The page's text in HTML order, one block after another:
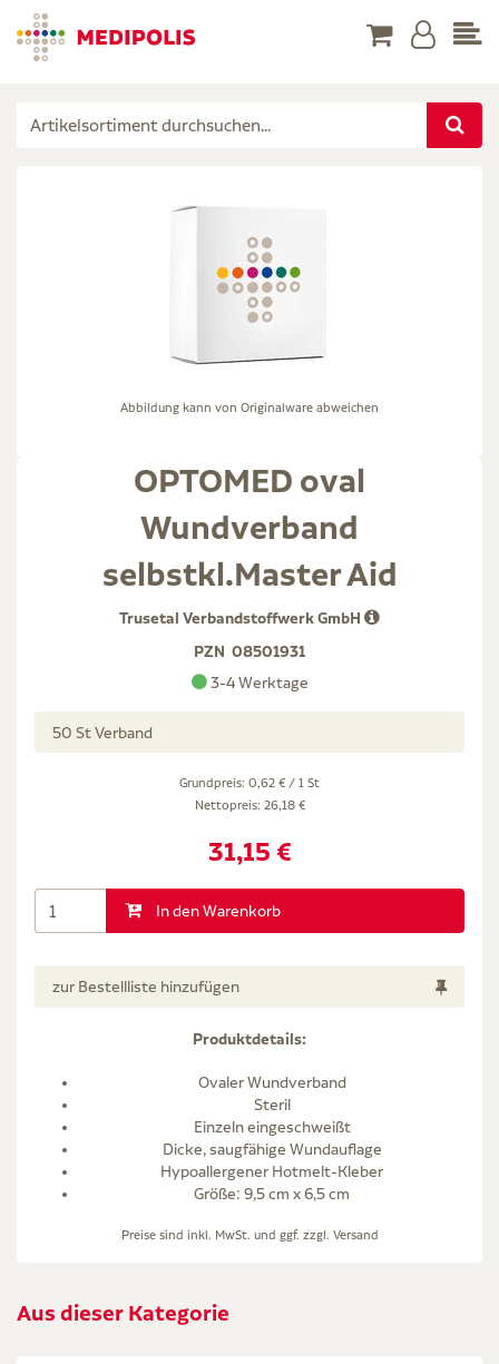
Abbildung kann von Originalware abweichen
OPTOMED oval
Wundverband
selbstkl.Master Aid
Trusetal Verbandstoffwerk GmbH
PZN 08501931
3-4 Werktage
50 St Verband
Grundpreis: 0,62 € / 1 St
Nettopreis: 26,18 €
31,15 €
In den Warenkorb
zur Bestellliste hinzufügen
Produktdetails:
Ovaler Wundverband
Steril
Einzeln eingeschweißt
Dicke, saugfähige Wundauflage
Hypoallergener Hotmelt-Kleber
Größe: 9,5 cm x 6,5 cm
Preise sind inkl. MwSt. und ggf. zzgl. Versand
Aus dieser Kategorie